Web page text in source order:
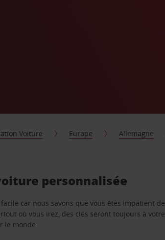
Voiture Europe Allemagne
personnalisée
car nous savons que vous êtes impatient de
où vous irez, des clés seront toujours à votre
le monde.